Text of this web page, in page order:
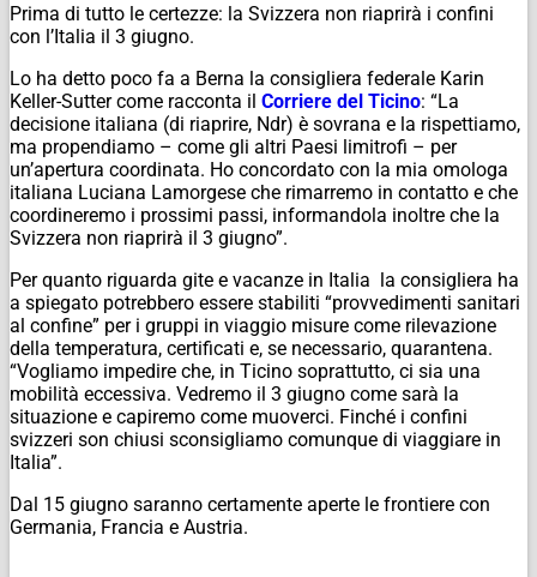
Prima di tutto le certezze: la Svizzera non riaprirà i confini
con l’Italia il 3 giugno.
Lo ha detto poco fa a Berna la consigliera federale Karin
Keller-Sutter come racconta il Corriere del Ticino: “La
decisione italiana (di riaprire, Ndr) è sovrana e la rispettiamo,
ma propendiamo – come gli altri Paesi limitrofi – per
un’apertura coordinata. Ho concordato con la mia omologa
italiana Luciana Lamorgese che rimarremo in contatto e che
coordineremo i prossimi passi, informandola inoltre che la
Svizzera non riaprirà il 3 giugno”.
Per quanto riguarda gite e vacanze in Italia la consigliera ha
a spiegato potrebbero essere stabiliti “provvedimenti sanitari
al confine” per i gruppi in viaggio misure come rilevazione
della temperatura, certificati e, se necessario, quarantena.
“Vogliamo impedire che, in Ticino soprattutto, ci sia una
mobilità eccessiva. Vedremo il 3 giugno come sarà la
situazione e capiremo come muoverci. Finché i confini
svizzeri son chiusi sconsigliamo comunque di viaggiare in
Italia”.
Dal 15 giugno saranno certamente aperte le frontiere con
Germania, Francia e Austria.